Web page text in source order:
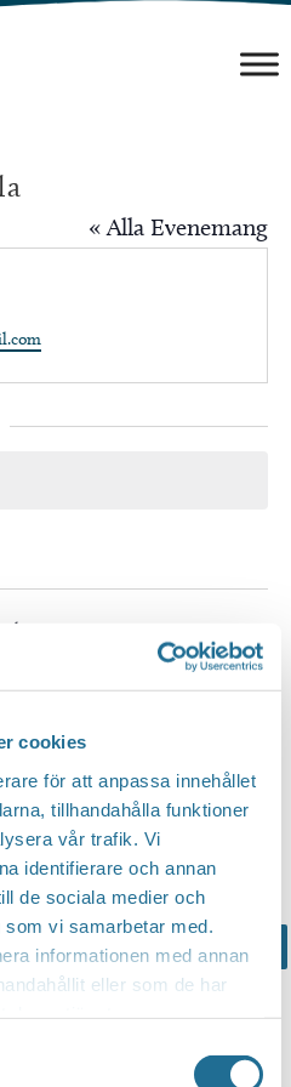
cookies
för att anpassa innehållet
tillhandahålla funktioner
vår trafik. Vi
identifierare och annan
de sociala medier och
vi samarbetar med.
informationen med annan
eller som de har
« Alla Evenemang
Idag
söker?
Search